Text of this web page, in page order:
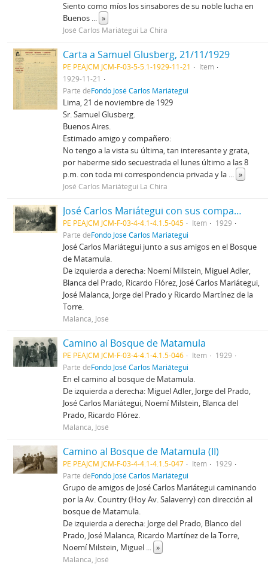
Siento como míos los sinsabores de su noble lucha en
Buenos ... »
José Carlos Mariátegui La Chira
Carta a Samuel Glusberg, 21/11/1929
PE PEAJCM JCM-F-03-5-5.1-1929-11-21
Item
1929-11-21
Parte deFondo José Carlos Mariátegui
Lima, 21 de noviembre de 1929
Sr. Samuel Glusberg.
Buenos Aires.
Estimado amigo y compañero:
No tengo a la vista su última, tan interesante y grata,
por haberme sido secuestrada el lunes último a las 8
p.m. con toda mi correspondencia privada y la ... »
José Carlos Mariátegui La Chira
José Carlos Mariátegui con sus compañeros en el Bosque de Matamula
PE PEAJCM JCM-F-03-4-4.1-4.1.5-045 Item
1929
Parte deFondo José Carlos Mariátegui
José Carlos Mariátegui junto a sus amigos en el Bosque
de Matamula.
De izquierda a derecha: Noemí Milstein, Miguel Adler,
Blanca del Prado, Ricardo Flórez, José Carlos Mariátegui,
José Malanca, Jorge del Prado y Ricardo Martínez de la
Torre.
Malanca, José
Camino al Bosque de Matamula
PE PEAJCM JCM-F-03-4-4.1-4.1.5-046 Item
1929
Parte deFondo José Carlos Mariátegui
En el camino al bosque de Matamula.
De izquierda a derecha: Miguel Adler, Jorge del Prado,
José Carlos Mariátegui, Noemí Milstein, Blanca del
Prado, Ricardo Flórez.
Malanca, José
Camino al Bosque de Matamula (II)
PE PEAJCM JCM-F-03-4-4.1-4.1.5-047 Item
1929
Parte deFondo José Carlos Mariátegui
Grupo de amigos de José Carlos Mariátegui caminando
por la Av. Country (Hoy Av. Salaverry) con dirección al
bosque de Matamula.
De izquierda a derecha: Jorge del Prado, Blanco del
Prado, José Malanca, Ricardo Martínez de la Torre,
Noemí Milstein, Miguel ... »
Malanca, José